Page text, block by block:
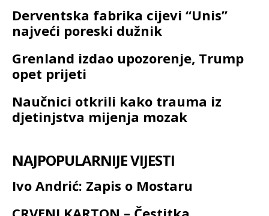
Derventska fabrika cijevi “Unis”
najveći poreski dužnik
Grenland izdao upozorenje, Trump
opet prijeti
Naučnici otkrili kako trauma iz
djetinjstva mijenja mozak
NAJPOPULARNIJE VIJESTI
Ivo Andrić: Zapis o Mostaru